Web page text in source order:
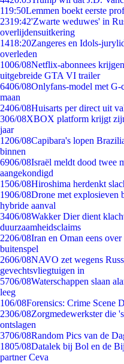
119:50Lemmen boekt eerste
2319:42'Zwarte weduwes' in
overlijdensuitkering
1418:20Zangeres en Idols-
overleden
1006/08Netflix-abonnees
uitgebreide GTA VI trailer
6406/08Onlyfans-model met
maan
2406/08Huisarts per direct uit
306/08XBOX platform krijgt
jaar
1206/08Capibara's lopen
binnen
6906/08Israël meldt dood twee
aangekondigd
1506/08Hiroshima herdenkt
1906/08Drone met explosieven
hybride aanval
3406/08Wakker Dier dient
duurzaamheidsclaims
2206/08Iran en Oman eens
buitenspel
2606/08NAVO zet wegens
gevechtsvliegtuigen in
5706/08Waterschappen slaan
leeg
106/08Forensics: Crime Scene
2306/08Zorgmedewerkster die
ontslagen
3706/08Random Pics van de
1805/08Datalek bij Bol en de
partner Ceva